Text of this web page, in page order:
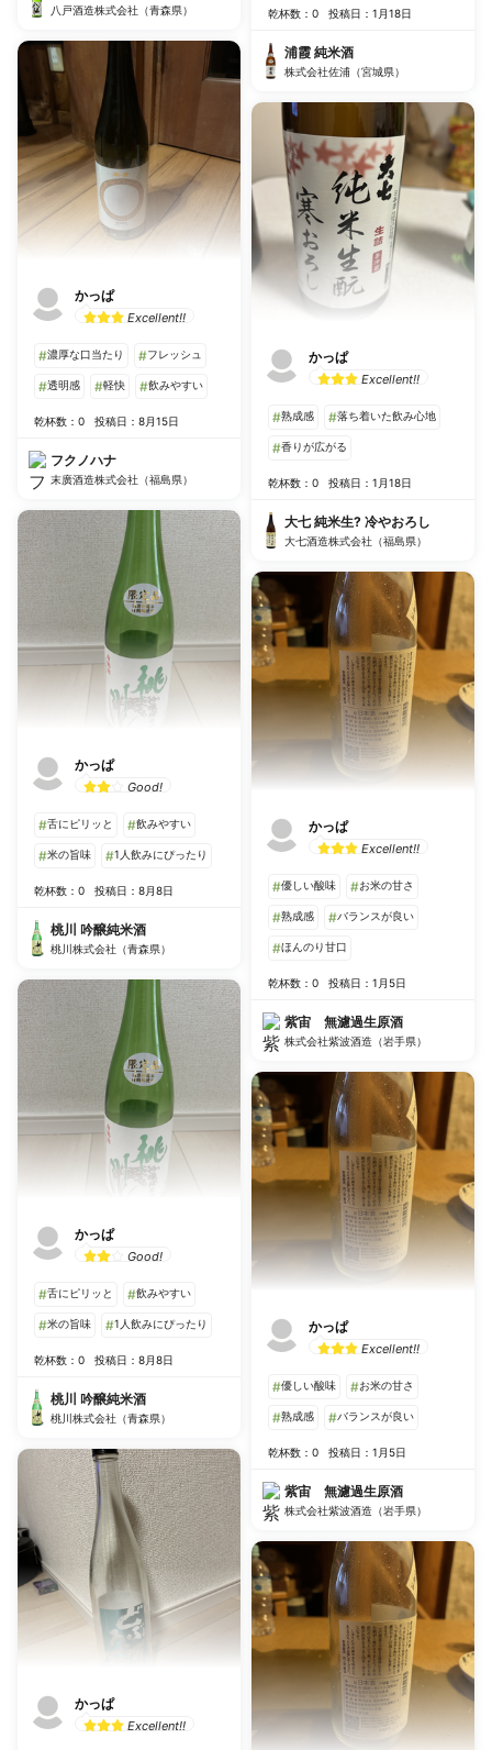
八戸酒造株式会社（青森県）
かっぱ
Excellent!!
#濃厚な口当たり #フレッシュ
#透明感 #軽快 #飲みやすい
乾杯数：0 投稿日：8月15日
フクノハナ
末廣酒造株式会社（福島県）
かっぱ
Good!
#舌にピリッと #飲みやすい
#米の旨味 #1人飲みにぴったり
乾杯数：0 投稿日：8月8日
桃川 吟醸純米酒
桃川株式会社（青森県）
かっぱ
Good!
#舌にピリッと #飲みやすい
#米の旨味 #1人飲みにぴったり
乾杯数：0 投稿日：8月8日
桃川 吟醸純米酒
桃川株式会社（青森県）
かっぱ
Excellent!!
乾杯数：0 投稿日：1月18日
浦霞 純米酒
株式会社佐浦（宮城県）
かっぱ
Excellent!!
#熟成感 #落ち着いた飲み心地
#香りが広がる
乾杯数：0 投稿日：1月18日
大七 純米生? 冷やおろし
大七酒造株式会社（福島県）
かっぱ
Excellent!!
#優しい酸味 #お米の甘さ
#熟成感 #バランスが良い
#ほんのり甘口
乾杯数：0 投稿日：1月5日
紫宙 無濾過生原酒
株式会社紫波酒造（岩手県）
かっぱ
Excellent!!
#優しい酸味 #お米の甘さ
#熟成感 #バランスが良い
乾杯数：0 投稿日：1月5日
紫宙 無濾過生原酒
株式会社紫波酒造（岩手県）